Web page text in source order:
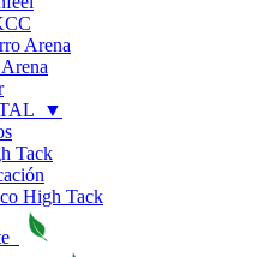
Arena
▼
Tack
High Tack